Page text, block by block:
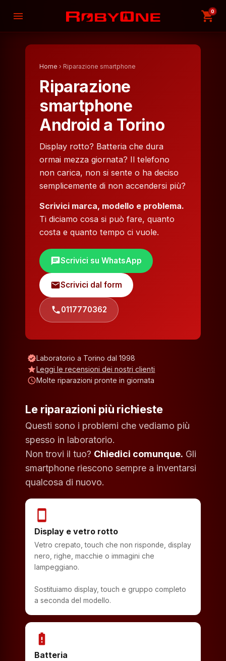
menu shopping_cart
0
Home › Riparazione smartphone
Riparazione
smartphone
Android a Torino
Display rotto? Batteria che dura
ormai mezza giornata? Il telefono
non carica, non si sente o ha deciso
semplicemente di non accendersi più?
Scrivici marca, modello e problema.
Ti diciamo cosa si può fare, quanto
costa e quanto tempo ci vuole.
chatScrivici su WhatsApp
mailScrivici dal form
phone0117770362
verifiedLaboratorio a Torino dal 1998
starLeggi le recensioni dei nostri clienti
scheduleMolte riparazioni pronte in giornata
Le riparazioni più richieste
Questi sono i problemi che vediamo più
spesso in laboratorio.
Non trovi il tuo? Chiedici comunque. Gli
smartphone riescono sempre a inventarsi
qualcosa di nuovo.
smartphone
Display e vetro rotto
Vetro crepato, touch che non risponde, display
nero, righe, macchie o immagini che
lampeggiano.
Sostituiamo display, touch e gruppo completo
a seconda del modello.
battery_alert
Batteria